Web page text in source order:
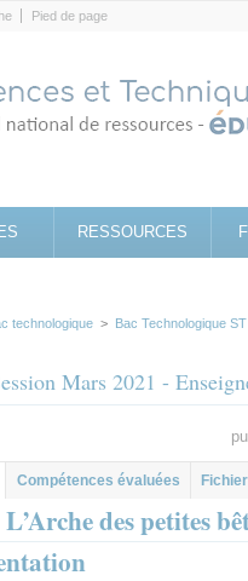
Pied de page
RESSOURCES
technologique > Bac Technologique
Mars 2021 -
(onglet
actif)
Compétences évaluées
L’Arche des petites